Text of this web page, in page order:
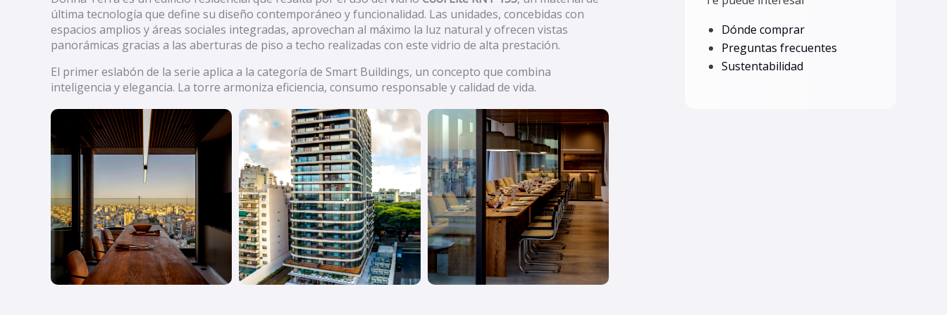
última tecnología que define su diseño contemporáneo y funcionalidad. Las unidades, concebidas con
espacios amplios y áreas sociales integradas, aprovechan al máximo la luz natural y ofrecen vistas
panorámicas gracias a las aberturas de piso a techo realizadas con este vidrio de alta prestación.
El primer eslabón de la serie aplica a la categoría de Smart Buildings, un concepto que combina
inteligencia y elegancia. La torre armoniza eficiencia, consumo responsable y calidad de vida.
Dónde comprar
Preguntas frecuentes
Sustentabilidad